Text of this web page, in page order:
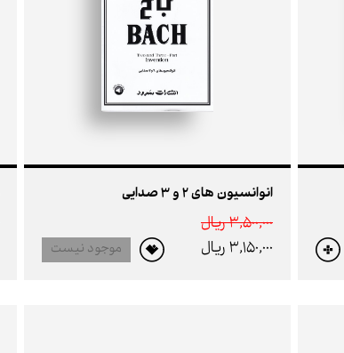
انوانسیون های 2 و 3 صدایی
3,500,000 ريال
3,150,000 ريال
موجود نیست